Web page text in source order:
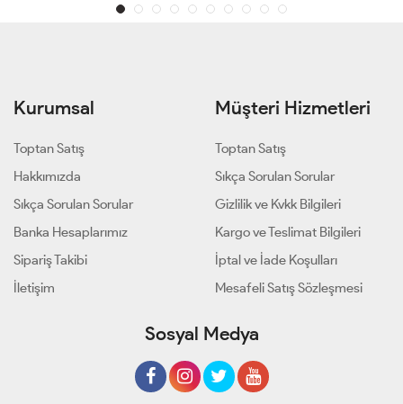
Kurumsal
Toptan Satış
Hakkımızda
Sıkça Sorulan Sorular
Banka Hesaplarımız
Sipariş Takibi
İletişim
Müşteri Hizmetleri
Toptan Satış
Sıkça Sorulan Sorular
Gizlilik ve Kvkk Bilgileri
Kargo ve Teslimat Bilgileri
İptal ve İade Koşulları
Mesafeli Satış Sözleşmesi
Sosyal Medya